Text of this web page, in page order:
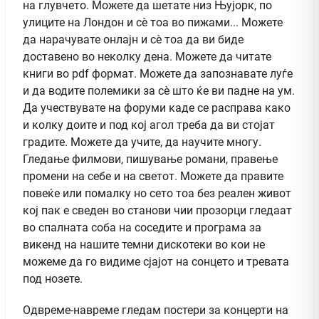
на глувчето. Можете да шетате низ Њујорк, по
улиците на Лондон и сè тоа во пижами... Можете
да нарачувате онлајн и сè тоа да ви биде
доставено во неколку дена. Можете да читате
книги во pdf формат. Можете да запознавате луѓе
и да водите полемики за сè што ќе ви падне на ум.
Да учествувате на форуми каде се расправа како
и колку доите и под кој агол треба да ви стојат
градите. Можете да учите, да научите многу.
Гледање филмови, пишување романи, правење
промени на себе и на светот. Можете да правите
повеќе или помалку но сето тоа без реален живот
кој пак е сведен во станови чии прозорци гледаат
во спалната соба на соседите и програма за
викенд на нашите темни дискотеки во кои не
можеме да го видиме сјајот на сонцето и тревата
под нозете.
Одвреме-навреме гледам постери за концерти на